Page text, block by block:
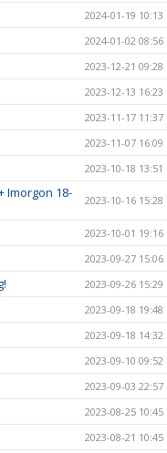
2024-01-19 10:13
2024-01-02 08:56
2023-12-21 09:28
2023-12-13 16:23
2023-11-17 11:37
2023-11-07 16:09
2023-10-18 13:51
Imorgon 18-
2023-10-16 15:28
2023-10-01 19:16
2023-09-27 15:06
2023-09-26 15:29
2023-09-18 19:48
2023-09-18 14:32
2023-09-10 09:52
2023-09-03 22:57
2023-08-25 10:45
2023-08-21 10:45